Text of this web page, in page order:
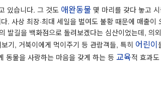
있습니다. 그 것도 애완동물 몇 마리를 갖다 놓고
. 사상 최장·최대 세일을 벌여도 불황 때문에 매출
발길을 백화점으로 돌려보겠다는 심산이었는데, 의
기, 거북이에게 먹이주기 등 관람객들, 특히 어린이
동물을 사랑하는 마음을 갖게 하는 등 교육적 효과